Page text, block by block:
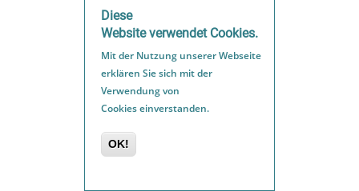
Erfolgen führen, sollten die Lehrkraft und das Kind oder
der Jugendliche zusammen überlegen, woran dies
gelegen haben könnte und welche Maßnahmen
eventuell erfolgversprechender sein könnten.
Dementsprechend verändern sie den
Unterstützungsplan gemeinsam und legen einen neuen
Evaluationszeitpunkt fest.
Diese
Website verwendet Cookies.
Mit der Nutzung unserer Webseite
erklären Sie sich mit der
Verwendung von
Cookies einverstanden.
OK!